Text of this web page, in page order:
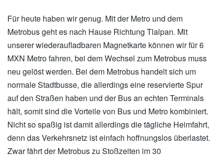
Für heute haben wir genug. Mit der Metro und dem
Metrobus geht es nach Hause Richtung Tlalpan. Mit
unserer wiederaufladbaren Magnetkarte können wir für 6
MXN Metro fahren, bei dem Wechsel zum Metrobus muss
neu gelöst werden. Bei dem Metrobus handelt sich um
normale Stadtbusse, die allerdings eine reservierte Spur
auf den Straßen haben und der Bus an echten Terminals
hält, somit sind die Vorteile von Bus und Metro kombiniert.
Nicht so spaßig ist damit allerdings die tägliche Heimfahrt,
denn das Verkehrsnetz ist einfach hoffnungslos überlastet.
Zwar fährt der Metrobus zu Stoßzeiten im 30